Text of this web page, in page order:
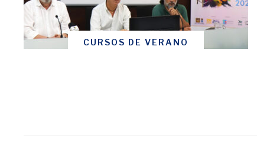
CURSOS DE VERANO